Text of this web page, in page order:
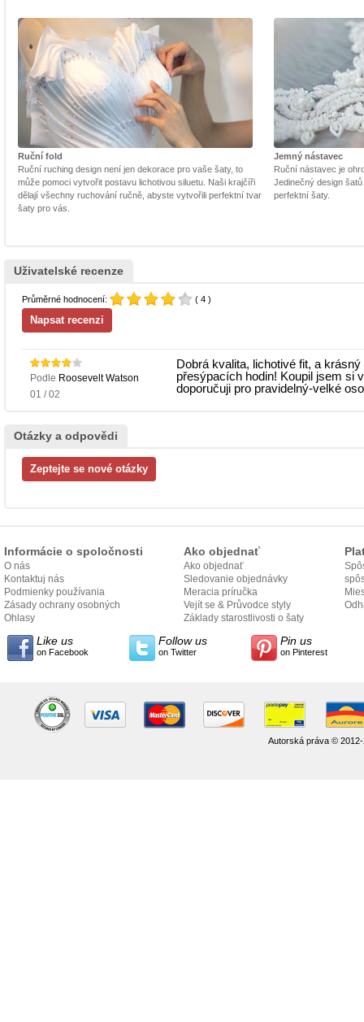
Ruční fold
Ruční ruching design není jen dekorace pro vaše šaty, to
může pomoci vytvořit postavu lichotivou siluetu. Naši krajčíři
dělají všechny ruchování ručně, abyste vytvořili perfektní tvar
šaty pro vás.
Jemný nástavec
Ruční nástavec je
Jedinečný design
perfektní šaty.
Uživatelské recenze
Průměrné hodnocení: ( 4 )
Podle Roosevelt Watson
01 / 02
Dobrá kvalita, lichotivé fit, a
přesýpacích hodin! Koupil jsem si
doporučuji pro pravidelný-velké
Otázky a odpovědi
Informácie o spoločnosti
O nás
Kontaktuj nás
Podmienky používania
Zásady ochrany osobných
údajov
Ohlasy
Ako objednať
Ako objednať
Sledovanie objednávky
Meracia príručka
Vejít se & Průvodce styly
Základy starostlivosti o šaty
Like us
on Facebook
Follow us
on Twitter
Pin us
on Pinterest
Autorská práva ©